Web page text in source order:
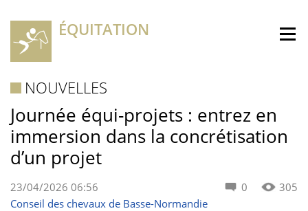
ÉQUITATION
NOUVELLES
Journée équi-projets : entrez en
immersion dans la concrétisation
d’un projet
0 305
23/04/2026 06:56
Conseil des chevaux de Basse-Normandie